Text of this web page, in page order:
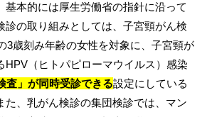
基本的には厚生労働省の指針に沿って
診の取り組みとしては、子宮頸がん検
3歳刻み年齢の女性を対象に、⼦宮頸が
HPV（ヒトパピローマウイルス）感染
査」が同時受診できる設定にしている
た、乳がん検診の集団検診では、マン